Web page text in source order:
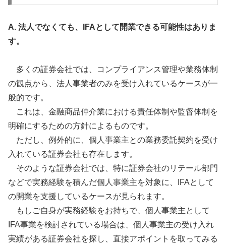
A. 法人でなくても、IFAとして開業できる可能性はありま
す。
多くの証券会社では、コンプライアンス管理や業務体制
の観点から、法人事業者のみを受け入れているケースが一
般的です。
これは、金融商品仲介業における責任体制や監督体制を
明確にするための方針によるものです。
ただし、例外的に、個人事業主との業務委託契約を受け
入れている証券会社も存在します。
そのような証券会社では、特に証券会社のリテール部門
などで実務経験を積んだ個人事業主を対象に、IFAとして
の開業を支援しているケースが見られます。
もしご自身が実務経験をお持ちで、個人事業主として
IFA事業を検討されている場合は、個人事業主の受け入れ
実績がある証券会社を探し、直接アポイントを取ってみる